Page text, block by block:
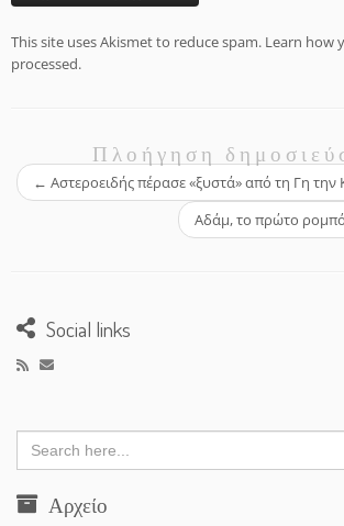
This site uses Akismet to reduce spam. Learn how
processed.
Πλοήγηση
← Αστεροειδής πέρασε «ξυστά» από τη Γη
Αδάμ, το πρώτο
Social links
Search
for:
Αρχείο